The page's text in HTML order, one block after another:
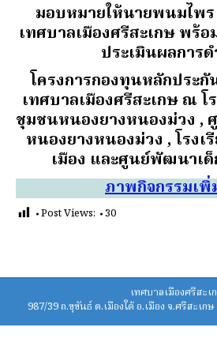
มอบหมายให้นายพนมไพ
เทศบาลเมืองศรีสะเกษ พร้
ประเมินผลการ
โครงการกองทุนหลักประ
เทศบาลเมืองศรีสะเกษ ณ โ
ชุมชนหนองยางหนองม่วง ,
หนองยางหนองม่วง , โรงเ
เมือง และศูนย์พัฒนาเด็
ภาพกิจกรรมเพิ่
Post Views: 30
เทศบาลเมืองศรีสะเ
987/39 ถ.ขุขันธ์ ต.เมืองใต้ อ.เมือง จ.ศรีสะเกษ